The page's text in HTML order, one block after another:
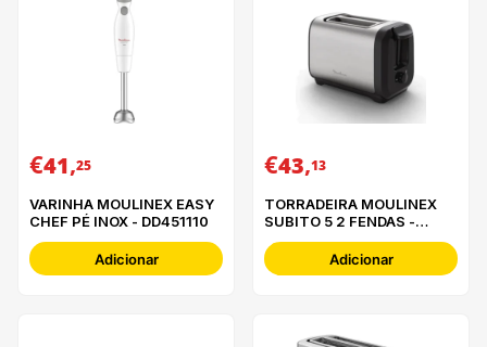
€41,25
VARINHA MOULINEX EASY
CHEF PÉ INOX - DD451110
Adicionar
€43,13
TORRADEIRA MOULINEX
SUBITO 5 2 FENDAS -
LT5S0DE0
Adicionar